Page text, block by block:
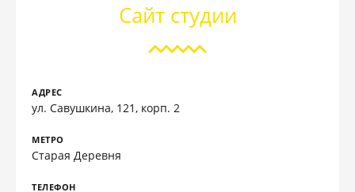
Сайт студии
АДРЕС
ул. Савушкина, 121, корп. 2
МЕТРО
Старая Деревня
ТЕЛЕФОН